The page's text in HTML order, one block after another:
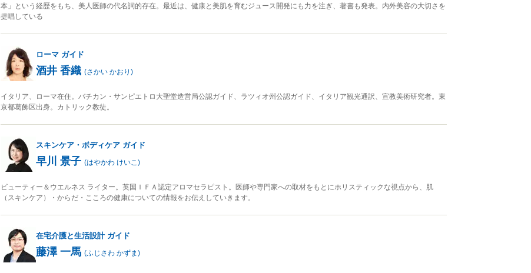
本」という経歴をもち、美人医師の代名詞的存在。最近は、健康と美肌を育むジュース開発にも力を注ぎ、著書も発表。内外美容の大切さを
提唱している
ローマ ガイド
酒井 香織 (さかい かおり )
イタリア、ローマ在住。バチカン・サンピエトロ大聖堂造営局公認ガイド、ラツィオ州公認ガイド、イタリア観光通訳、宣教美術研究者。東
京都葛飾区出身。カトリック教徒。
スキンケア・ボディケア ガイド
早川 景子 (はやかわ けいこ )
ビューティー＆ウエルネス ライター。英国ＩＦＡ認定アロマセラピスト。医師や専門家への取材をもとにホリスティックな視点から、肌
（スキンケア）・からだ・こころの健康についての情報をお伝えしていきます。
在宅介護と生活設計ガイド
藤澤 一馬 (ふじさわ かずま )